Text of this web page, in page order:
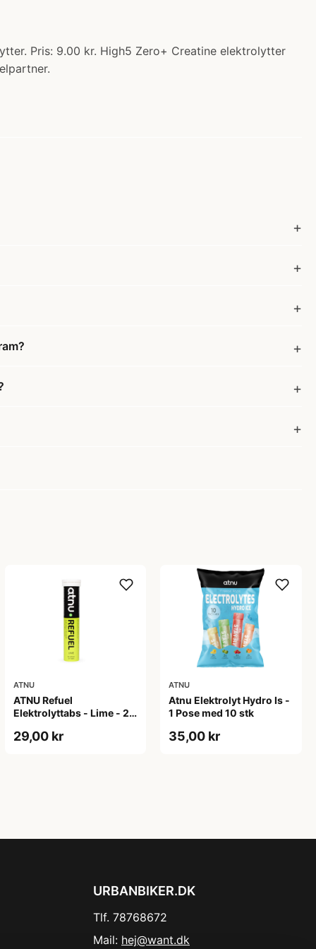
Pris: 9.00 kr. High5 Zero+ Creatine elektrolytter
ATNU
ATNU Refuel
Elektrolyttabs - Lime - 20
29,00 kr
ATNU
Atnu Elektrolyt Hydro Is -
1 Pose med 10 stk
35,00 kr
URBANBIKER.DK
Tlf. 78768672
Mail: hej@want.dk